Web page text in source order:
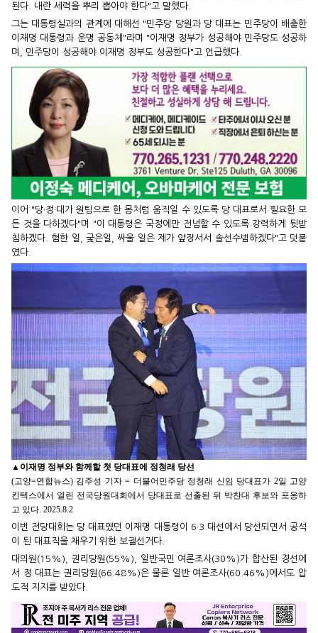
된다. 내란 세력을 뿌리 뽑아야 한다"고 말했다.
그는 대통령실과의 관계에 대해선 "민주당 당원과 당 대표는 민주당이 배출한
이재명 대통령과 운명 공동체"라며 "이재명 정부가 성공해야 민주당도 성공하
며, 민주당이 성공해야 이재명 정부도 성공한다"고 언급했다.
이어 "당·정·대가 원팀으로 한 몸처럼 움직일 수 있도록 당 대표로서 필요한 모
든 것을 다하겠다"며 "이 대통령은 국정에만 전념할 수 있도록 강력하게 뒷받
침하겠다. 험한 일, 궂은일, 싸울 일은 제가 앞장서서 솔선수범하겠다"고 덧붙
였다.
▲ 이재명 정부와 함께할 첫 당대표에 정청래 당선
(고양=연합뉴스) 김주성 기자 = 더불어민주당 정청래 신임 당대표가 2일 고양
킨텍스에서 열린 전국당원대회에서 당대표로 선출된 뒤 박찬대 후보와 포옹하
고 있다. 2025.8.2
이번 전당대회는 당 대표였던 이재명 대통령이 6·3 대선에서 당선되면서 공석
이 된 대표직을 채우기 위한 보궐선거다.
대의원(15%), 권리당원(55%), 일반국민 여론조사(30%)가 합산된 경선에
서 정 대표는 권리당원(66.48%)은 물론 일반 여론조사(60.46%)에서도 압
도적 지지를 받았다.